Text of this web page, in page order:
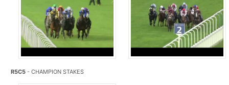
R5C5 - CHAMPION STAKES